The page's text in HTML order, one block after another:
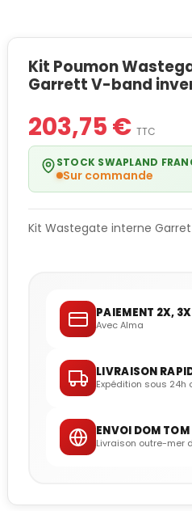
Kit Poumon
Garrett V-band
203,75 € TTC
STOCK SWAPLAND
Sur commande
Kit Wastegate interne
PAIEMENT 2X,
Avec Alma
LIVRAISON
Expédition sous 24h
ENVOI DOM TOM
Livraison outre-mer